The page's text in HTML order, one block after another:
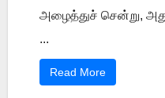
அழைத்துச் சென்று,
...
Read More